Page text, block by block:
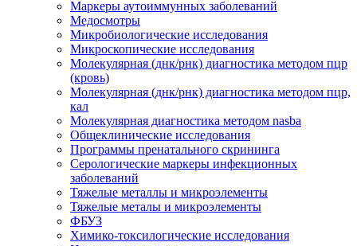
Маркеры аутоиммунных заболеваний
Медосмотры
Микробиологические исследования
Микроскопические исследования
Молекулярная (днк/рнк) диагностика методом пцр
(кровь)
Молекулярная (днк/рнк) диагностика методом пцр,
кал
Молекулярная диагностика методом nasba
Общеклинические исследования
Программы пренатального скрининга
Серологические маркеры инфекционных
заболеваний
Тяжелые металлы и микроэлементы
Тяжелые металы и микроэлементы
ФБУЗ
Химико-токсилогические исследования